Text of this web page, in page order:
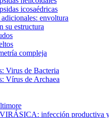
icosaédricas
envoltura
su estructura
compleja
Virus de Bacteria
Vírus de Archaea
infección productiva